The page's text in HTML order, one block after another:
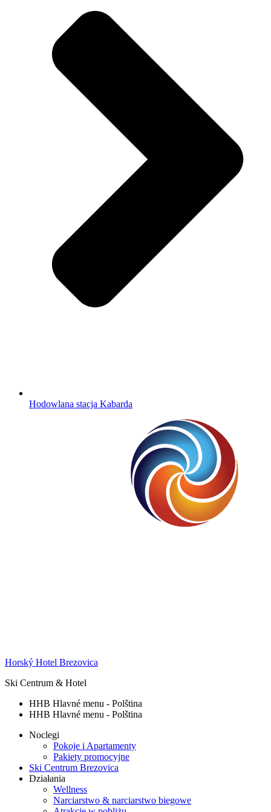
Hodowlana stacja Kabarda
Horský Hotel Brezovica
Ski Centrum & Hotel
HHB Hlavné menu - Polština
HHB Hlavné menu - Polština
Noclegi
Pokoje i Apartamenty
Pakiety promocyjne
Ski Centrum Brezovica
Działania
Wellness
Narciarstwo & narciarstwo biegowe